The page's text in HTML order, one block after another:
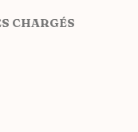
CHARGÉS